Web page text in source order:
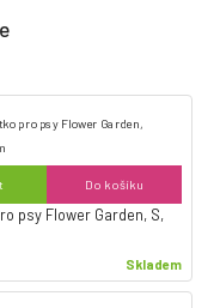
Do košíku
psy Flower Garden, S,
Skladem